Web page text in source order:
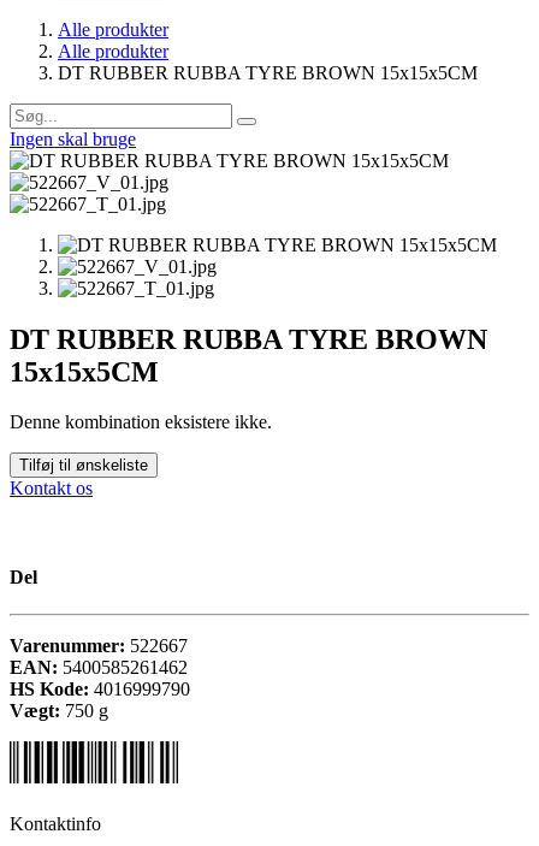
Alle produkter
Alle produkter
DT RUBBER RUBBA TYRE BROWN 15x15x5CM
Ingen skal bruge
DT RUBBER RUBBA TYRE BROWN
15x15x5CM
Denne kombination eksistere ikke.
Tilføj til ønskeliste
Kontakt os
Del
Varenummer: 522667
EAN: 5400585261462
HS Kode: 4016999790
Vægt: 750 g
Kontaktinfo